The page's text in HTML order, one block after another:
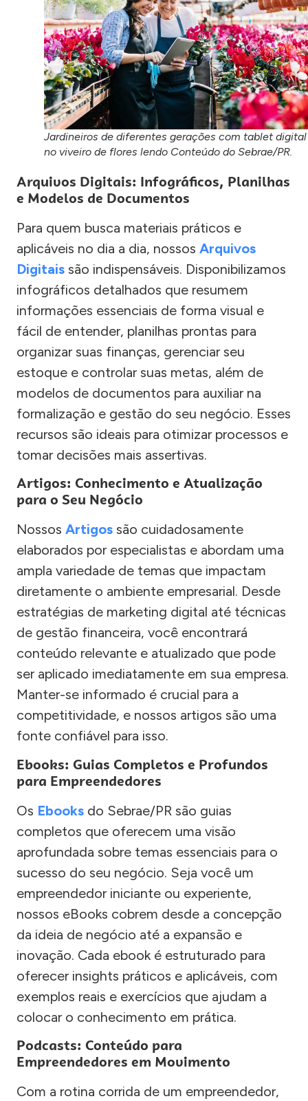
Jardineiros de diferentes gerações com tablet digital
no viveiro de flores lendo Conteúdo do Sebrae/PR.
Arquivos Digitais: Infográficos, Planilhas
e Modelos de Documentos
Para quem busca materiais práticos e
aplicáveis no dia a dia, nossos Arquivos
Digitais são indispensáveis. Disponibilizamos
infográficos detalhados que resumem
informações essenciais de forma visual e
fácil de entender, planilhas prontas para
organizar suas finanças, gerenciar seu
estoque e controlar suas metas, além de
modelos de documentos para auxiliar na
formalização e gestão do seu negócio. Esses
recursos são ideais para otimizar processos e
tomar decisões mais assertivas.
Artigos: Conhecimento e Atualização
para o Seu Negócio
Nossos Artigos são cuidadosamente
elaborados por especialistas e abordam uma
ampla variedade de temas que impactam
diretamente o ambiente empresarial. Desde
estratégias de marketing digital até técnicas
de gestão financeira, você encontrará
conteúdo relevante e atualizado que pode
ser aplicado imediatamente em sua empresa.
Manter-se informado é crucial para a
competitividade, e nossos artigos são uma
fonte confiável para isso.
Ebooks: Guias Completos e Profundos
para Empreendedores
Os Ebooks do Sebrae/PR são guias
completos que oferecem uma visão
aprofundada sobre temas essenciais para o
sucesso do seu negócio. Seja você um
empreendedor iniciante ou experiente,
nossos eBooks cobrem desde a concepção
da ideia de negócio até a expansão e
inovação. Cada ebook é estruturado para
oferecer insights práticos e aplicáveis, com
exemplos reais e exercícios que ajudam a
colocar o conhecimento em prática.
Podcasts: Conteúdo para
Empreendedores em Movimento
Com a rotina corrida de um empreendedor,